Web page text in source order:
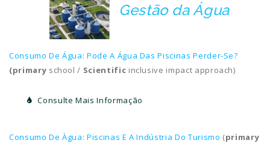
Gestão da Água
Consumo De Água: Pode A Água Das Piscinas Perder-Se?
(primary school / Scientific inclusive impact approach)
Consulte Mais Informação
Consumo De Àgua: Piscinas E A Indústria Do Turismo (primary